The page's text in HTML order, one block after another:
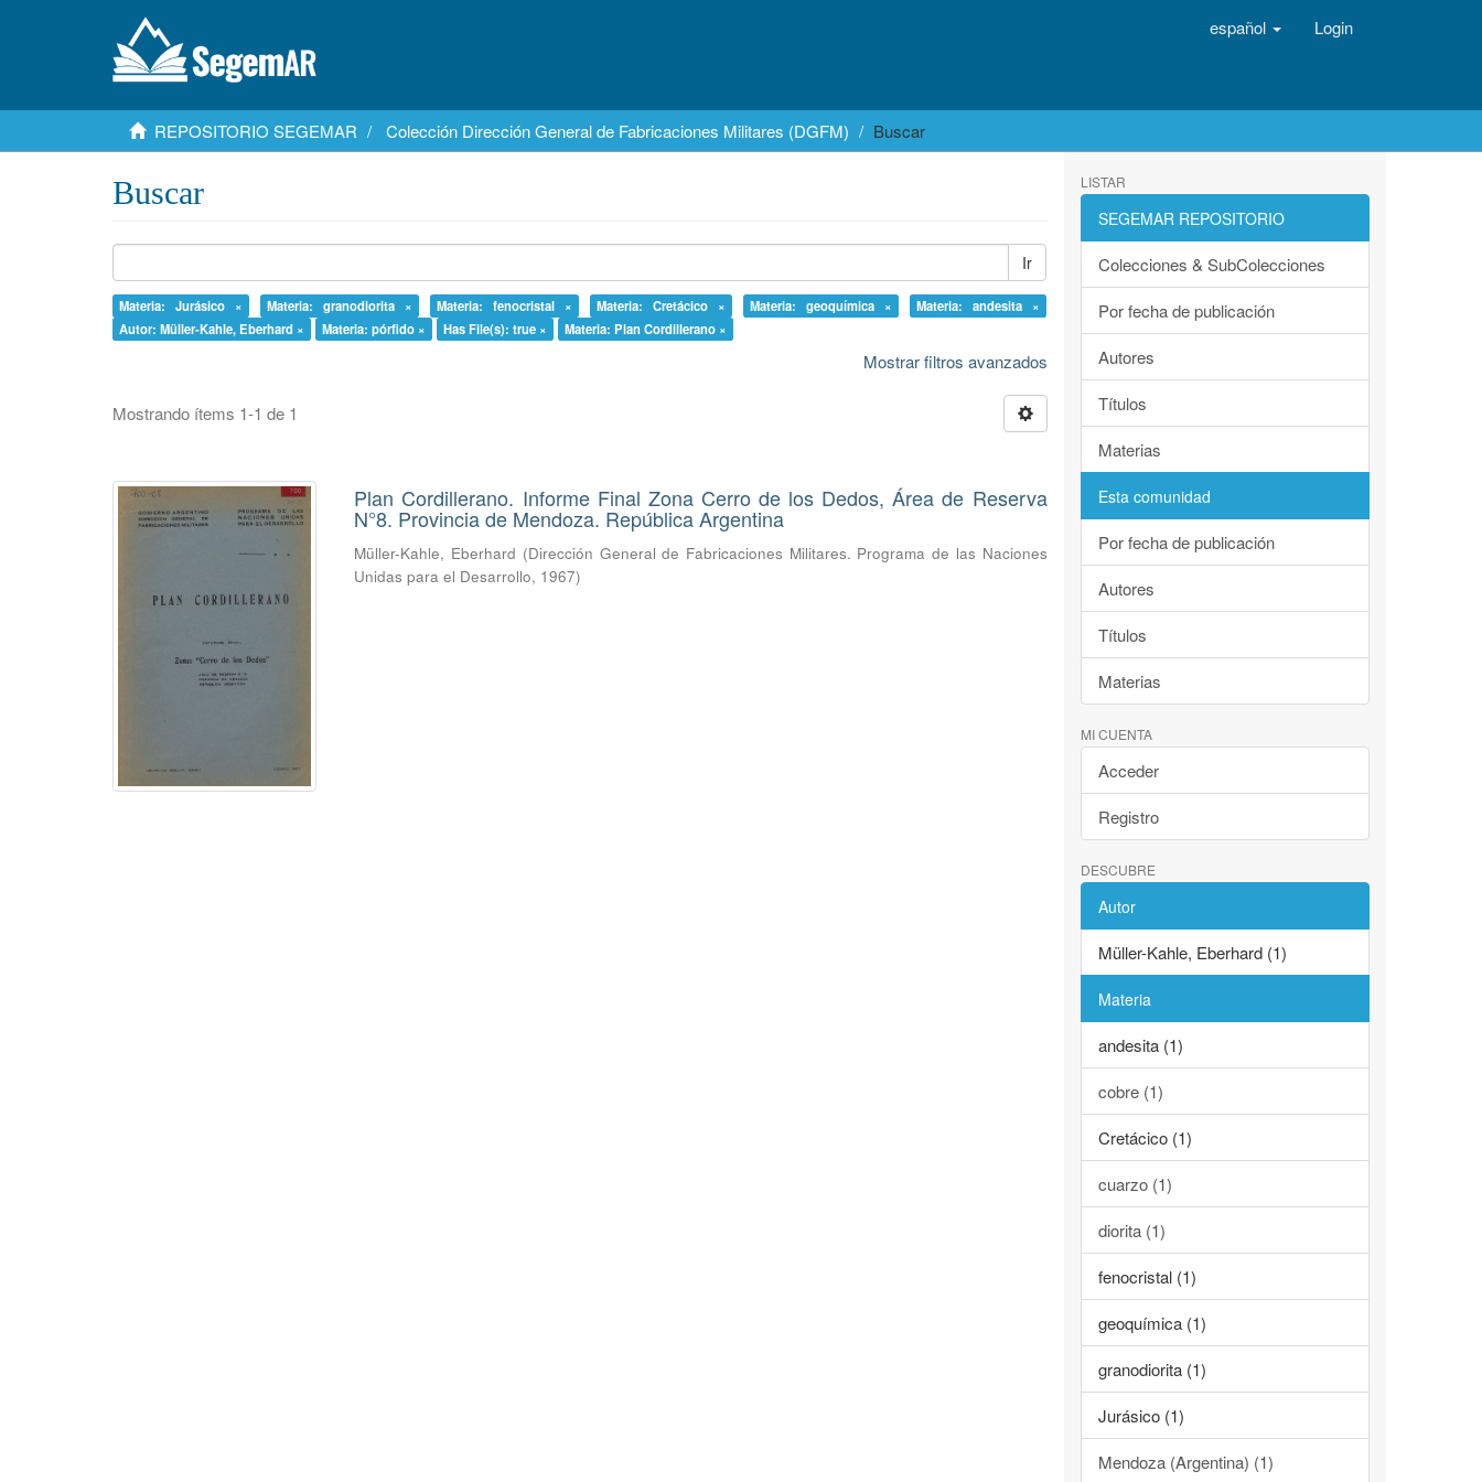
español Login
REPOSITORIO SEGEMAR Colección Dirección General de Fabricaciones Militares (DGFM) Buscar
Buscar
Ir
Materia: Jurásico × Materia: granodiorita × Materia: fenocristal × Materia: Cretácico × Materia: geoquímica ×
Materia: andesita ×
Autor: Müller-Kahle, Eberhard ×
Materia: pórfido × Has File(s): true × Materia: Plan Cordillerano ×
Mostrar filtros avanzados
Mostrando ítems 1-1 de 1
Plan Cordillerano. Informe Final Zona Cerro de los Dedos, Área de Reserva
N°8. Provincia de Mendoza. República Argentina
Müller-Kahle, Eberhard (Dirección General de Fabricaciones Militares. Programa de las Naciones
Unidas para el Desarrollo, 1967)
LISTAR
SEGEMAR REPOSITORIO
Colecciones & SubColecciones
Por fecha de publicación
Autores
Títulos
Materias
Esta comunidad
Por fecha de publicación
Autores
Títulos
Materias
MI CUENTA
Acceder
Registro
DESCUBRE
Autor
Müller-Kahle, Eberhard (1)
Materia
andesita (1)
cobre (1)
Cretácico (1)
cuarzo (1)
diorita (1)
fenocristal (1)
geoquímica (1)
granodiorita (1)
Jurásico (1)
Mendoza (Argentina) (1)